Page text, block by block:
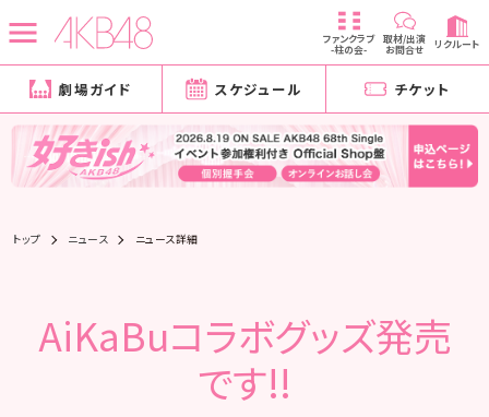
ファンクラブ
-柱の会-
取材/出演
お問合せ リクルート
劇場ガイド スケジュール チケット
トップ ニュース ニュース詳細
AiKaBuコラボグッズ発売
です!!